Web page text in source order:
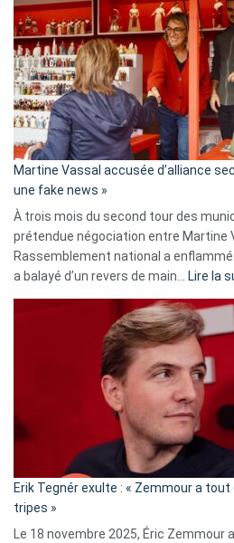
Martine Vassal accusée d’alliance
une fake news »
À trois mois du second tour des
prétendue négociation entre Martine
Rassemblement national a
a balayé d’un revers de main… Lire la
Erik Tegnér exulte : « Zemmour a
tripes »
Le 18 novembre 2025, Éric Zemmour